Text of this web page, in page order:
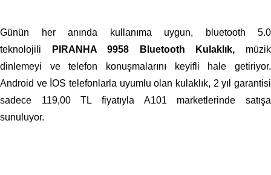
Günün her anında kullanıma uygun, bluetooth 5.0
teknolojili
PIRANHA 9958 Bluetooth Kulaklık, müzik
dinlemeyi ve telefon konuşmalarını keyifli hale getiriyor.
Android ve İOS telefonlarla uyumlu olan kulaklık, 2 yıl garantisi
sadece 119,00 TL fiyatıyla A101 marketlerinde satışa
sunuluyor.